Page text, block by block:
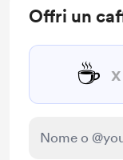
Offri un
☕ x